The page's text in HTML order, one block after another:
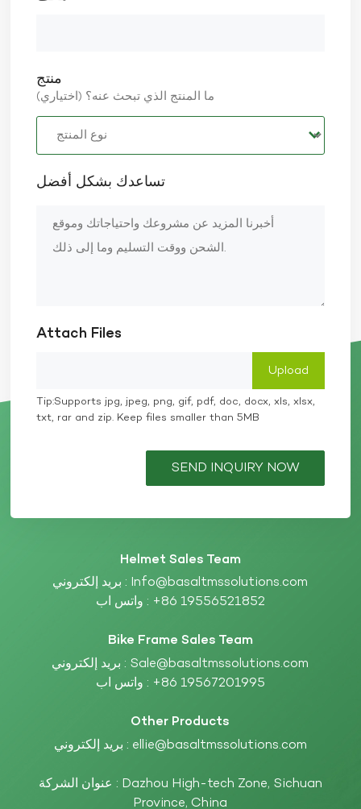
منتج
ما المنتج الذي تبحث عنه؟ (اختياري)
تساعدك بشكل أفضل
Attach Files
Tip:Supports jpg, jpeg, png, gif, pdf, doc, docx, xls, xlsx,
txt, rar and zip. Keep files smaller than 5MB
SEND INQUIRY NOW
Helmet Sales Team
بريد إلكتروني : Info@basaltmssolutions.com
واتس اب : +86 19556521852
Bike Frame Sales Team
بريد إلكتروني : Sale@basaltmssolutions.com
واتس اب : +86 19567201995
Other Products
بريد إلكتروني : ellie@basaltmssolutions.com
عنوان الشركة : Dazhou High-tech Zone, Sichuan
Province, China